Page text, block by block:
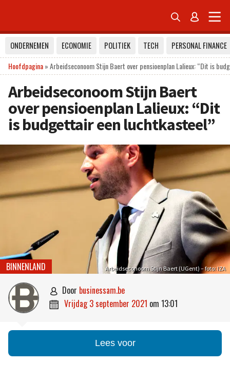
 
ONDERNEMEN ECONOMIE POLITIEK TECH
PERSONAL FINANCE
Hoofdpagina»Arbeidseconoom Stijn Baert over pensioenplan Lalieux: “Dit is
Arbeidseconoom Stijn Baert
over pensioenplan Lalieux: “Dit
is budgettair een luchtkasteel”
Arbeidseconoom Stijn Baert (UGent) – foto: IZA
BINNENLAND
 door businessam.be
 vrijdag 3 september 2021 om 13:01
Lees voor